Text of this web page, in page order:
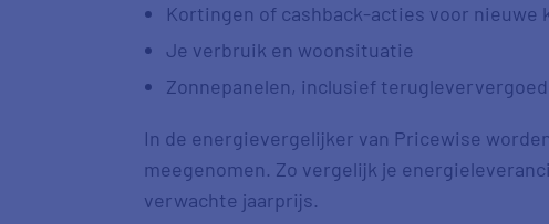
Kortingen of cashback-acties voor nieuwe
Je verbruik en woonsituatie
Zonnepanelen, inclusief
In de energievergelijker van Pricewise
meegenomen. Zo vergelijk je
verwachte jaarprijs.